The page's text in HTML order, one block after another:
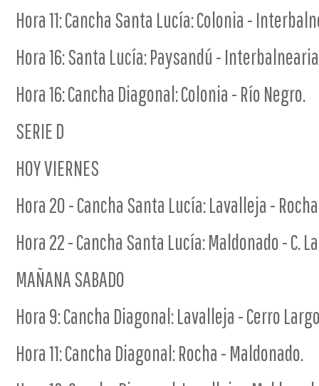
Hora 11: Cancha Santa Lucía: Colonia -
Hora 16: Santa Lucía: Paysandú -
Hora 16: Cancha Diagonal: Colonia - Río Negro.
SERIE D
HOY VIERNES
Hora 20 - Cancha Santa Lucía: Lavalleja - Rocha
Hora 22 - Cancha Santa Lucía: Maldonado - C.
MAÑANA SABADO
Hora 9: Cancha Diagonal: Lavalleja - Cerro
Hora 11: Cancha Diagonal: Rocha - Maldonado.